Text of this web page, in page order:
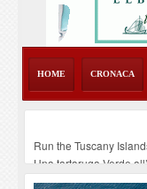
HOME CRONACA
Run the Tuscany
Una tartaruga Verde
Furgone in fiamme a